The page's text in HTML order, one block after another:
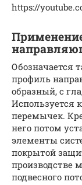
https://
Обозначается
профиль
образный, с
Используется
перемычек.
него потом
элементы
покрытой
производстве
подвесного